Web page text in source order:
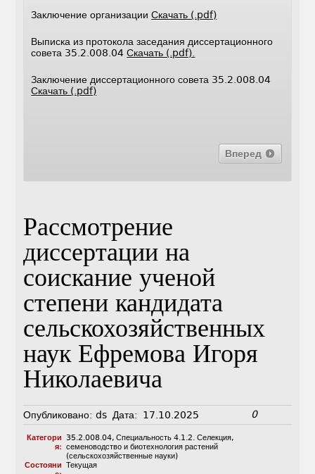
Заключение организацииСкачать (.pdf)
Выписка из протокола заседания диссертационного
совета 35.2.008.04Скачать (.pdf).
Заключение диссертационного совета 35.2.008.04
Скачать (.pdf)
Вперед
Рассмотрение
диссертации на
соискание ученой
степени кандидата
сельскохозяйственных
наук Ефремова Игоря
Николаевича
Опубликовано: ds Дата: 17.10.2025 0
Категори
я:
35.2.008.04, Специальность 4.1.2. Селекция,
семеноводство и биотехнология растений
(сельскохозяйственные науки)
Состояни Текущая